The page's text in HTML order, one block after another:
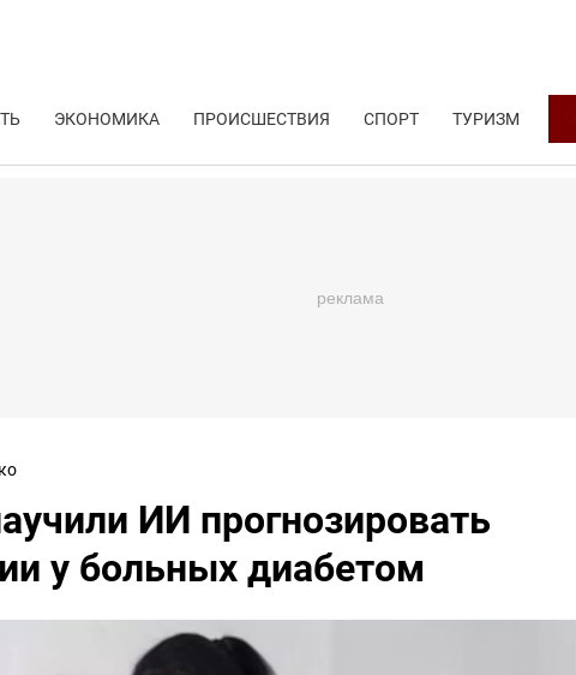
ЭКОНОМИКА ПРОИСШЕСТВИЯ СПОРТ ТУРИЗМ
ИИ прогнозировать
у больных диабетом